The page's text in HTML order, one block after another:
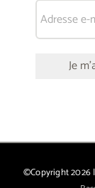
©Copyright2026